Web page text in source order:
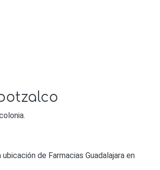
de Farmacias Guadalajara en